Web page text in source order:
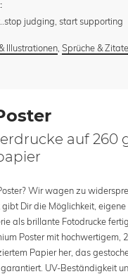
judging, start supporting
Illustrationen, Sprüche & Zitate
auf 260
Wir wagen zu
gibt Dir die Möglichkeit,
als brillante Fotodrucke
Poster mit hochwertigem,
Papier her, das
UV-Beständigkeit